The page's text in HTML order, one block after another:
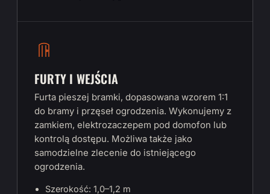
FURTY I WEJŚCIA
Furta pieszej bramki, dopasowana wzorem 1:1
do bramy i przęseł ogrodzenia. Wykonujemy z
zamkiem, elektrozaczepem pod domofon lub
kontrolą dostępu. Możliwa także jako
samodzielne zlecenie do istniejącego
ogrodzenia.
Szerokość: 1,0–1,2 m